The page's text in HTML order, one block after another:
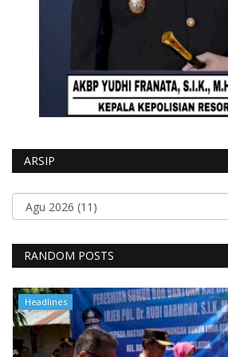
ARSIP
RANDOM POSTS
Polisi Kita